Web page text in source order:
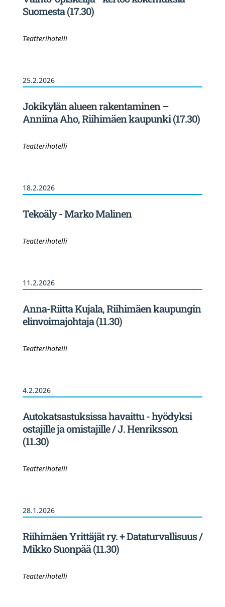
Suomesta (17.30)
Teatterihotelli
25.2.2026
Jokikylän alueen rakentaminen –
Anniina Aho, Riihimäen kaupunki (17.30)
Teatterihotelli
18.2.2026
Tekoäly - Marko Malinen
Teatterihotelli
11.2.2026
Anna-Riitta Kujala, Riihimäen kaupungin
elinvoimajohtaja (11.30)
Teatterihotelli
4.2.2026
Autokatsastuksissa havaittu - hyödyksi
ostajille ja omistajille / J. Henriksson
(11.30)
Teatterihotelli
28.1.2026
Riihimäen Yrittäjät ry. + Dataturvallisuus /
Mikko Suonpää (11.30)
Teatterihotelli